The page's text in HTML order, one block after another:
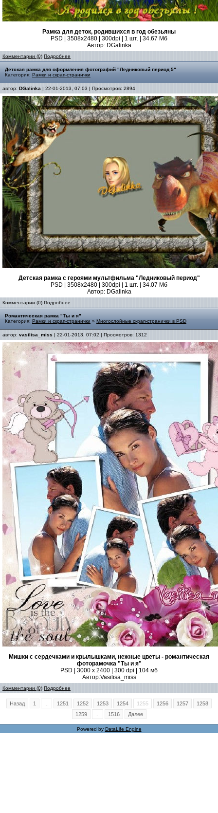
Рамка для деток, родившихся в год обезьяны
PSD | 3508х2480 | 300dpi | 1 шт. | 34.67 Мб
Автор: DGalinka
Комментарии (0) Подробнее
Детская рамка для оформления фотографий "Ледниковый период 5"
Категория: Рамки и скрап-странички
автор: DGalinka | 22-01-2013, 07:03 | Просмотров: 2894
Детская рамка с героями мультфильма "Ледниковый период"
PSD | 3508х2480 | 300dpi | 1 шт. | 34.07 Мб
Автор: DGalinka
Комментарии (0) Подробнее
Романтическая рамка "Ты и я"
Категория: Рамки и скрап-странички » Многослойные скрап-странички в PSD
автор: vasilisa_miss | 22-01-2013, 07:02 | Просмотров: 1312
Мишки с сердечками и крылышками, нежные цветы - романтическая
фоторамочка "Ты и я"
PSD | 3000 х 2400 | 300 dpi | 104 мб
Автор:Vasilisa_miss
Комментарии (0) Подробнее
Назад 1 1251 1252 1253 1254 1255 1256 1257
1258
1259
1516 Далее
Powered by DataLife Engine